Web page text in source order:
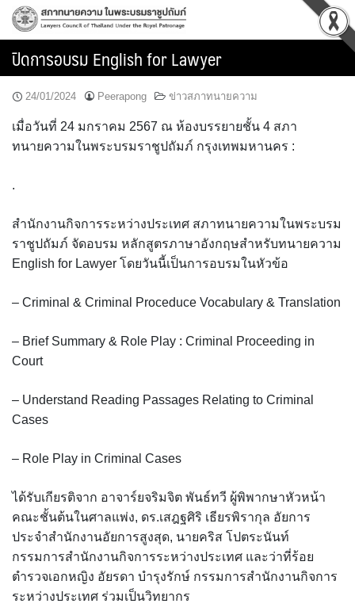
Skip
ปิดการอบรม English for Lawyer
24/01/2024 Peerapong ข่าวสภาทนายความ
เมื่อวันที่ 24 มกราคม 2567 ณ ห้องบรรยายชั้น 4 สภา
ทนายความในพระบรมราชูปถัมภ์ กรุงเทพมหานคร :
.
สำนักงานกิจการระหว่างประเทศ สภาทนายความในพระบรม
ราชูปถัมภ์ จัดอบรม หลักสูตรภาษาอังกฤษสำหรับทนายความ
English for Lawyer โดยวันนี้เป็นการอบรมในหัวข้อ
– Criminal & Criminal Proceduce Vocabulary & Translation
– Brief Summary & Role Play : Criminal Proceeding in
Court
– Understand Reading Passages Relating to Criminal
Cases
– Role Play in Criminal Cases
ได้รับเกียรติจาก อาจาร์ยจริมจิต พันธ์ทวี ผู้พิพากษาหัวหน้า
คณะชั้นต้นในศาลแพ่ง, ดร.เสฎฐศิริ เธียรพิรากุล อัยการ
ประจำสำนักงานอัยการสูงสุด, นายคริส โปตระนันท์
กรรมการสำนักงานกิจการระหว่างประเทศ และว่าที่ร้อย
ตำรวจเอกหญิง อัยรดา บำรุงรักษ์ กรรมการสำนักงานกิจการ
ระหว่างประเทศ ร่วมเป็นวิทยากร